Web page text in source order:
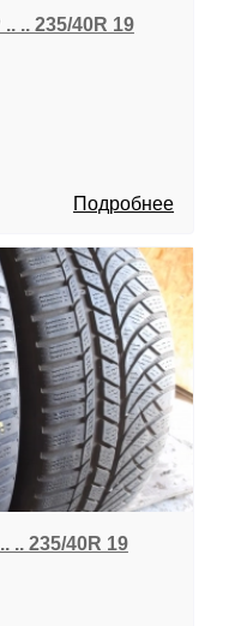
.. 235/40R 19
Подробнее
.. 235/40R 19